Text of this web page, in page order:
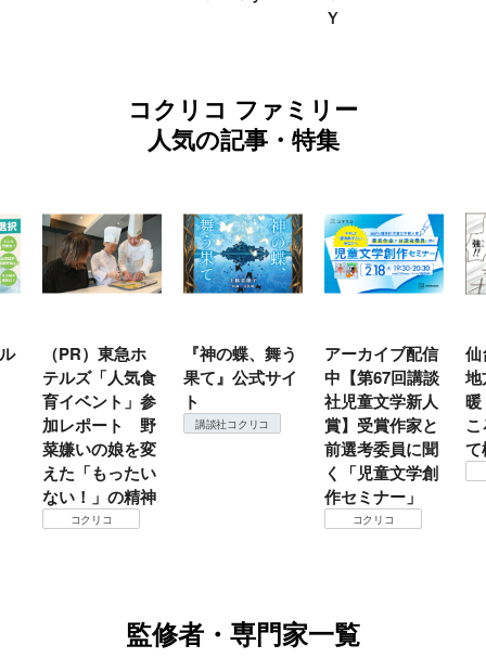
Ｙ
コクリコ ファミリー
人気の記事・特集
（PR）東急ホ
テルズ「人気食
育イベント」参
加レポート 野
菜嫌いの娘を変
えた「もったい
ない！」の精神
コクリコ
『神の蝶、舞う
果て』公式サイ
ト
講談社コクリコ
アーカイブ配信
中【第67回講談
社児童文学新人
賞】受賞作家と
前選考委員に聞
く「児童文学創
作セミナー」
コクリコ
仙
地
て
監修者・専門家一覧